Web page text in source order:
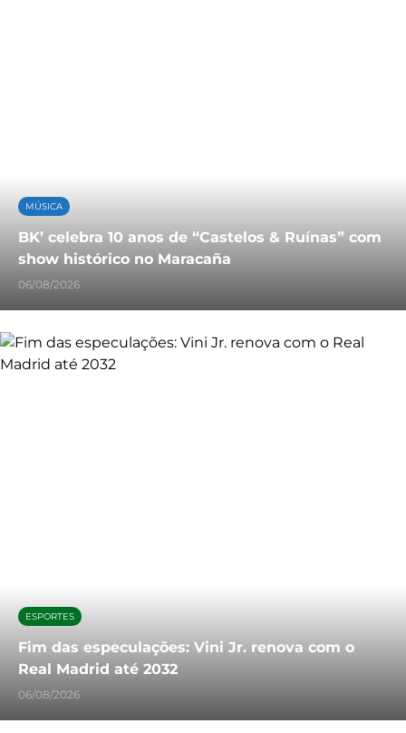
MÚSICA
BK’ celebra 10 anos de “Castelos & Ruínas” com
show histórico no Maracaña
06/08/2026
ESPORTES
Fim das especulações: Vini Jr. renova com o
Real Madrid até 2032
06/08/2026